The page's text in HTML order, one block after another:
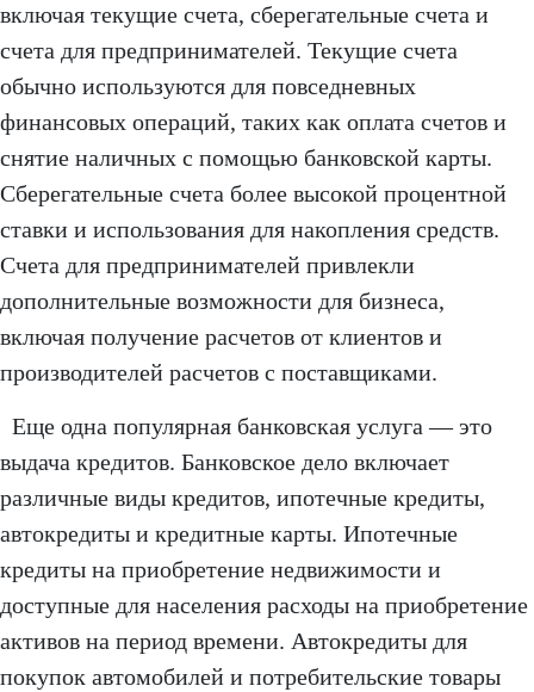
включая текущие счета, сберегательные счета и
счета для предпринимателей. Текущие счета
обычно используются для повседневных
финансовых операций, таких как оплата счетов и
снятие наличных с помощью банковской карты.
Сберегательные счета более высокой процентной
ставки и использования для накопления средств.
Счета для предпринимателей привлекли
дополнительные возможности для бизнеса,
включая получение расчетов от клиентов и
производителей расчетов с поставщиками.
Еще одна популярная банковская услуга — это
выдача кредитов. Банковское дело включает
различные виды кредитов, ипотечные кредиты,
автокредиты и кредитные карты. Ипотечные
кредиты на приобретение недвижимости и
доступные для населения расходы на приобретение
активов на период времени. Автокредиты для
покупок автомобилей и потребительские товары